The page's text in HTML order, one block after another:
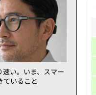
速い。いま、スマー
ていること